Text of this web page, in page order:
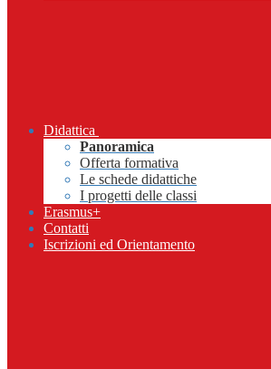
Didattica
Panoramica
Offerta formativa
Le schede didattiche
I progetti delle classi
Erasmus+
Contatti
Iscrizioni ed Orientamento